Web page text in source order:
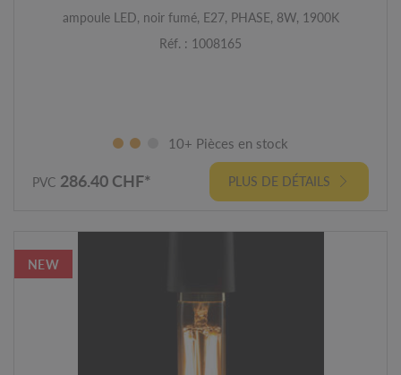
ampoule LED, noir fumé, E27, PHASE, 8W, 1900K
Réf. : 1008165
10+ Pièces en stock
PVC 286.40 CHF* PLUS DE DÉTAILS
NEW